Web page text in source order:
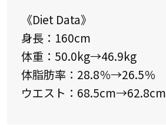
《Diet Data》
身長：160cm
体重：50.0kg→46.9kg
体脂肪率：28.8％→26.5％
ウエスト：68.5cm→62.8cm